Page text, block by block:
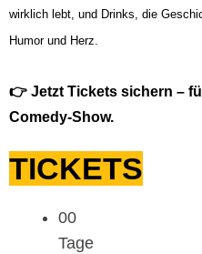
wirklich lebt, und Drinks, die
Humor und Herz.
👉 Jetzt Tickets sichern –
Comedy-Show.
TICKETS
00
Tage